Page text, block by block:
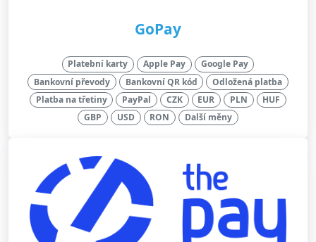
GoPay
Platební karty Apple Pay
Google Pay
Bankovní převody
Bankovní QR kód
Odložená platba
Platba na třetiny
PayPal CZK EUR PLN
HUF
GBP
USD RON Další měny